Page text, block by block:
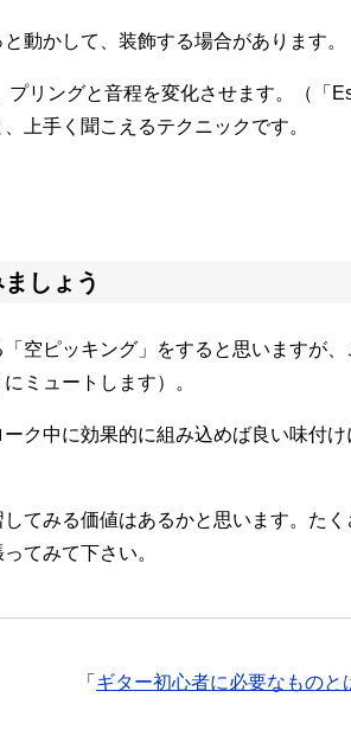
動かして、装飾する場合があります。
リングと音程を変化させます。（「
上手く聞こえるテクニックです。
しょう
空ピッキング」をすると思いますが、
ミュートします）。
ク中に効果的に組み込めば良い味付け
てみる価値はあるかと思います。たく
てみて下さい。
「 ギター初心者に必要なものと